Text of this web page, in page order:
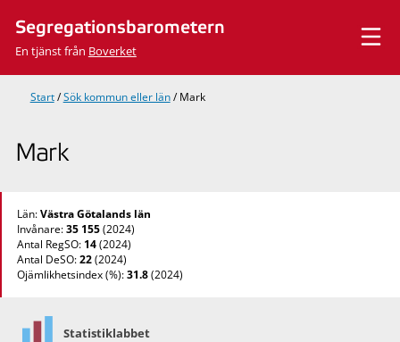
innehåll
Segregationsbarometern
En tjänst från Boverket
Start/Sök kommun eller län/Mark
Mark
Län:Västra Götalands län
Invånare:35 155(2024)
Antal RegSO: 14(2024)
Antal DeSO:22(2024)
Ojämlikhetsindex (%):31.8(2024)
Statistiklabbet